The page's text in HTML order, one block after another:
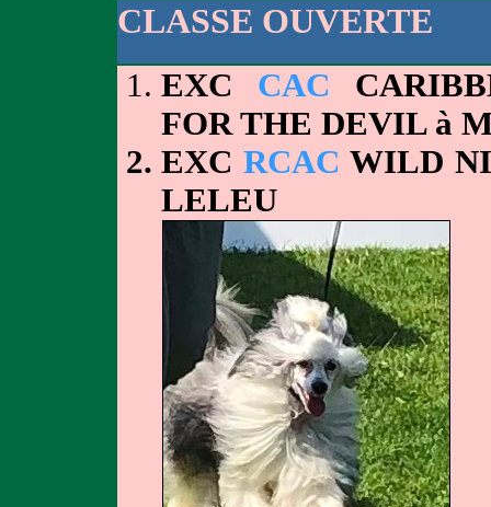
CLASSE OUVERTE
EXC CAC
FOR THE DEVIL à
EXCRCAC WILD
LELEU